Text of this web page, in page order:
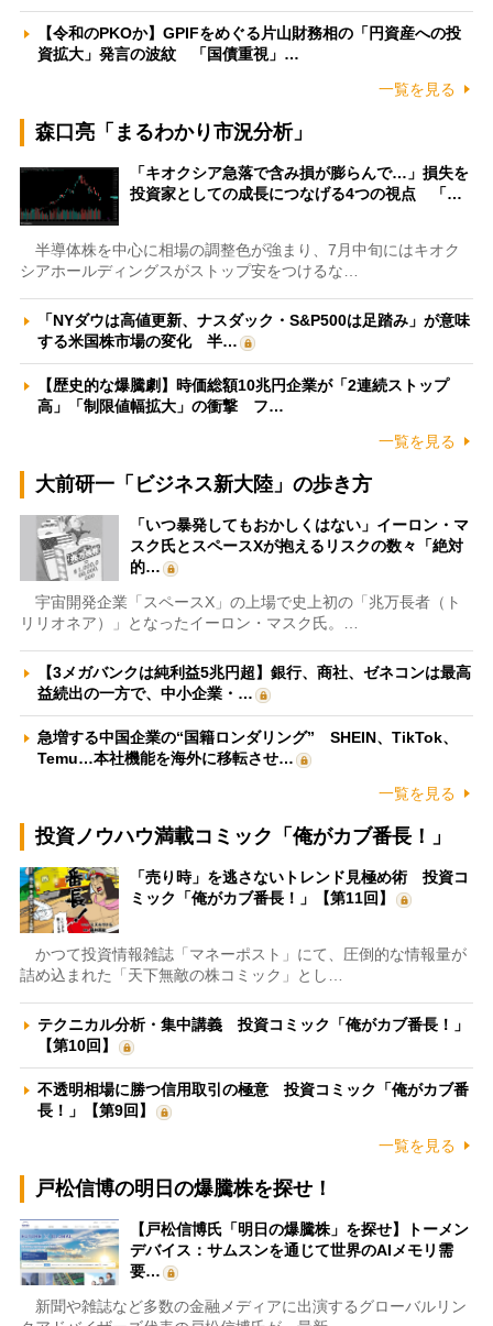
【令和のPKOか】GPIFをめぐる片山財務相の「円資産への投
資拡大」発言の波紋 「国債重視」…
一覧を見る
森口亮「まるわかり市況分析」
「キオクシア急落で含み損が膨らんで…」損失を
投資家としての成長につなげる4つの視点 「…
半導体株を中心に相場の調整色が強まり、7月中旬にはキオク
シアホールディングスがストップ安をつけるな…
「NYダウは高値更新、ナスダック・S&P500は足踏み」が意味
する米国株市場の変化 半…
【歴史的な爆騰劇】時価総額10兆円企業が「2連続ストップ
高」「制限値幅拡大」の衝撃 フ…
一覧を見る
大前研一「ビジネス新大陸」の歩き方
「いつ暴発してもおかしくはない」イーロン・マ
スク氏とスペースXが抱えるリスクの数々「絶対
的…
宇宙開発企業「スペースX」の上場で史上初の「兆万長者（ト
リリオネア）」となったイーロン・マスク氏。…
【3メガバンクは純利益5兆円超】銀行、商社、ゼネコンは最高
益続出の一方で、中小企業・…
急増する中国企業の“国籍ロンダリング” SHEIN、TikTok、
Temu…本社機能を海外に移転させ…
一覧を見る
投資ノウハウ満載コミック「俺がカブ番長！」
「売り時」を逃さないトレンド見極め術 投資コ
ミック「俺がカブ番長！」【第11回】
かつて投資情報雑誌「マネーポスト」にて、圧倒的な情報量が
詰め込まれた「天下無敵の株コミック」とし…
テクニカル分析・集中講義 投資コミック「俺がカブ番長！」
【第10回】
不透明相場に勝つ信用取引の極意 投資コミック「俺がカブ番
長！」【第9回】
一覧を見る
戸松信博の明日の爆騰株を探せ！
【戸松信博氏「明日の爆騰株」を探せ】トーメン
デバイス：サムスンを通じて世界のAIメモリ需
要…
新聞や雑誌など多数の金融メディアに出演するグローバルリン